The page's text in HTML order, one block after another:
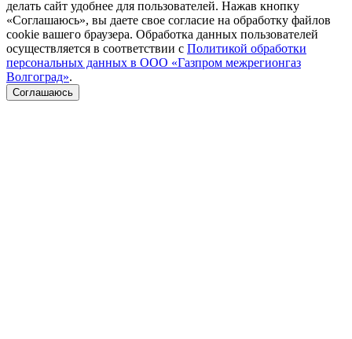
делать сайт удобнее для пользователей. Нажав кнопку
«Соглашаюсь», вы даете свое согласие на обработку файлов
cookie вашего браузера. Обработка данных пользователей
осуществляется в соответствии с Политикой обработки
персональных данных в ООО «Газпром межрегионгаз
Волгоград».
Соглашаюсь